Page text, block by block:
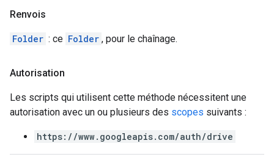
Renvois
Folder : ce Folder , pour le chaînage.
Autorisation
Les scripts qui utilisent cette méthode nécessitent une
autorisation avec un ou plusieurs des scopes suivants :
https://www.googleapis.com/auth/drive